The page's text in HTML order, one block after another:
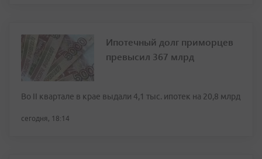
Ипотечный долг приморцев
превысил 367 млрд
Во II квартале в крае выдали 4,1 тыс. ипотек на 20,8 млрд
сегодня, 18:14